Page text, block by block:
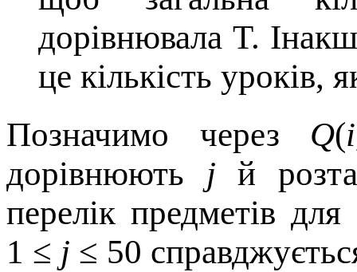
дорівнювала T.
це кількість уроків,
Позначимо через Q(
дорівнюють j й
перелік предметів для
1 ≤ j ≤ 50